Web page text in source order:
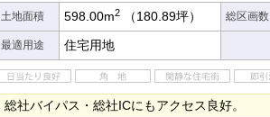
土地面積 598.00m2 （180.89坪） 総区画数
最適用途 住宅用地
総社バイパス・総社ICにもアクセス良好。